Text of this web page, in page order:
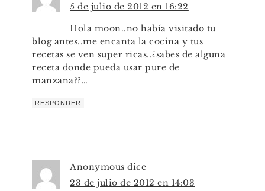
5 de julio de 2012 en 16:22
Hola moon..no había visitado tu
blog antes..me encanta la cocina y tus
recetas se ven super ricas..¿sabes de alguna
receta donde pueda usar pure de
manzana??…
RESPONDER
Anonymous dice
23 de julio de 2012 en 14:03